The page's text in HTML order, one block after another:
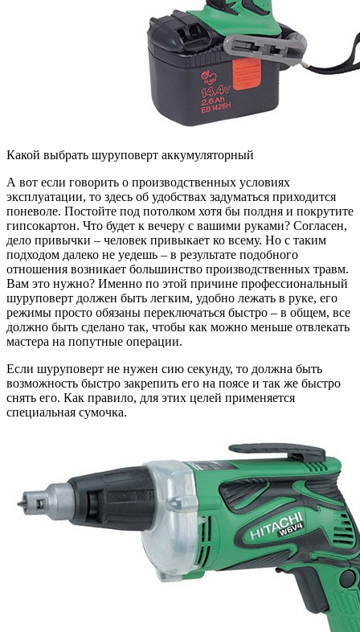
Какой выбрать шуруповерт аккумуляторный
А вот если говорить о производственных условиях
эксплуатации, то здесь об удобствах задуматься приходится
поневоле. Постойте под потолком хотя бы полдня и покрутите
гипсокартон. Что будет к вечеру с вашими руками? Согласен,
дело привычки – человек привыкает ко всему. Но с таким
подходом далеко не уедешь – в результате подобного
отношения возникает большинство производственных травм.
Вам это нужно? Именно по этой причине профессиональный
шуруповерт должен быть легким, удобно лежать в руке, его
режимы просто обязаны переключаться быстро – в общем, все
должно быть сделано так, чтобы как можно меньше отвлекать
мастера на попутные операции.
Если шуруповерт не нужен сию секунду, то должна быть
возможность быстро закрепить его на поясе и так же быстро
снять его. Как правило, для этих целей применяется
специальная сумочка.